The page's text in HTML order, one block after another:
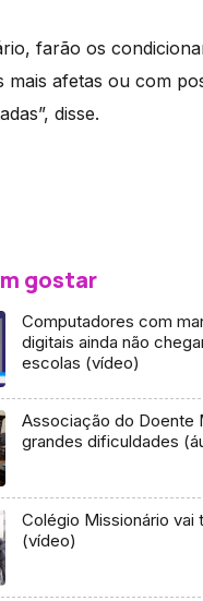
farão os
mais afetas ou com
disse.
gostar
Computadores com
digitais ainda não
escolas (vídeo)
Associação do Doente
grandes dificuldades
Colégio Missionário vai
(vídeo)